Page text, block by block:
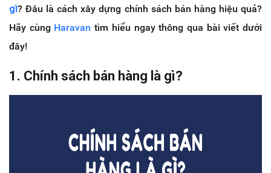
gì? Đâu là cách xây dựng chính sách bán hàng hiệu quả?
Hãy cùng Haravan tìm hiểu ngay thông qua bài viết dưới
đây!
1. Chính sách bán hàng là gì?